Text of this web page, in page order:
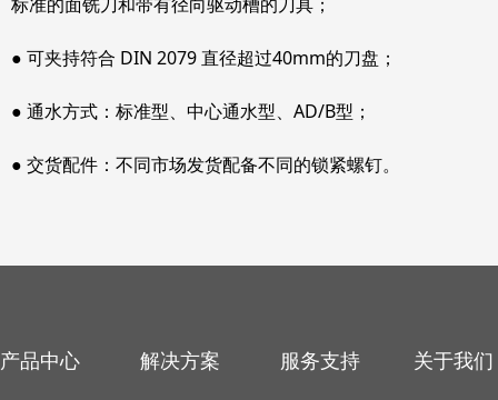
● 可夹持符合 DIN 2079 直径超过40mm的刀盘；
● 通水方式：标准型、中心通水型、AD/B型；
● 交货配件：不同市场发货配备不同的锁紧螺钉。
产品中心 解决方案 服务支持 关于我们